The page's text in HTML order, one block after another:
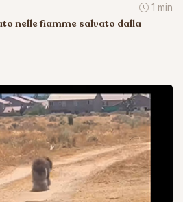
1 min
nelle fiamme salvato dalla